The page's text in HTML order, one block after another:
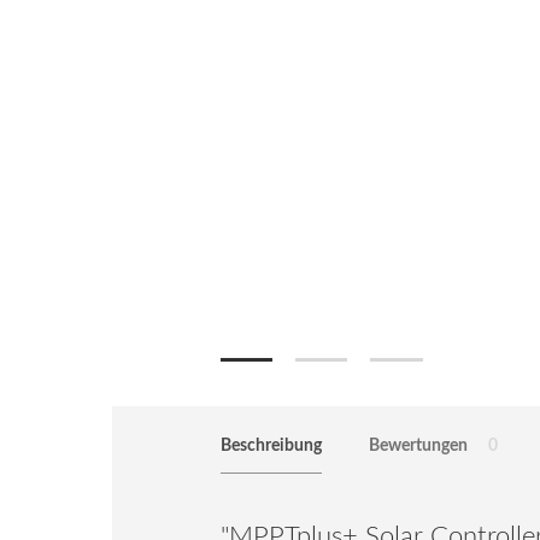
Beschreibung Bewertungen 0